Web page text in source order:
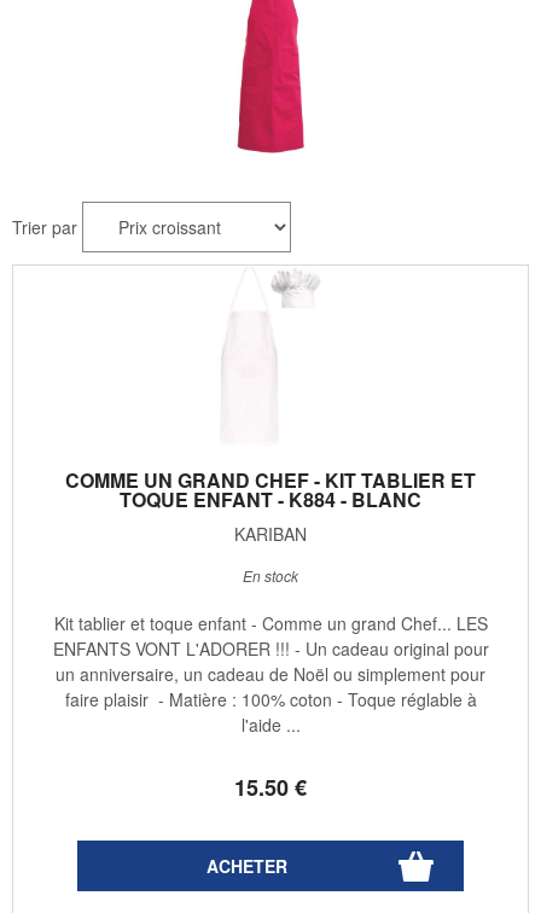
Trier par
COMME UN GRAND CHEF - KIT TABLIER ET
TOQUE ENFANT - K884 - BLANC
KARIBAN
15.50€
En stock
Kit tablier et toque enfant - Comme un grand Chef... LES
ENFANTS VONT L'ADORER !!! - Un cadeau original pour
un anniversaire, un cadeau de Noël ou simplement pour
faire plaisir - Matière : 100% coton - Toque réglable à
l'aide ...